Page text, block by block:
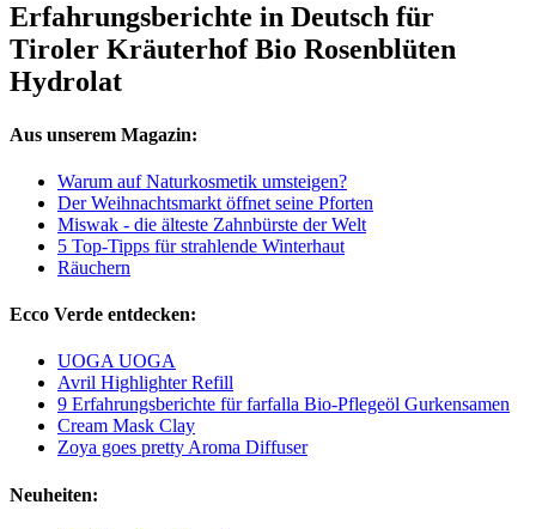
Erfahrungsberichte in Deutsch für
Tiroler Kräuterhof Bio Rosenblüten
Hydrolat
Aus unserem Magazin:
Warum auf Naturkosmetik umsteigen?
Der Weihnachtsmarkt öffnet seine Pforten
Miswak - die älteste Zahnbürste der Welt
5 Top-Tipps für strahlende Winterhaut
Räuchern
Ecco Verde entdecken:
UOGA UOGA
Avril Highlighter Refill
9 Erfahrungsberichte für farfalla Bio-Pflegeöl Gurkensamen
Cream Mask Clay
Zoya goes pretty Aroma Diffuser
Neuheiten: